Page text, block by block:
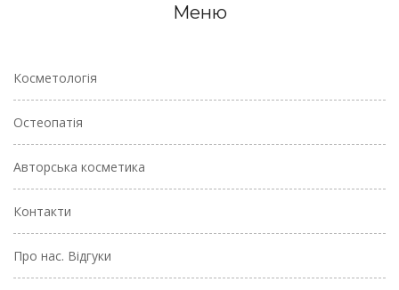
Меню
Косметологія
Остеопатія
Авторська косметика
Контакти
Про нас. Відгуки